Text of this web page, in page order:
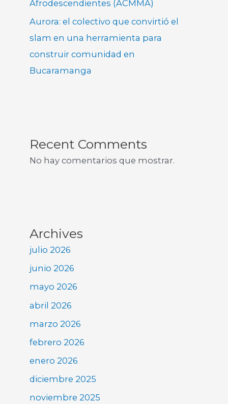
Afrodescendientes (ACMMA)
Aurora: el colectivo que convirtió el
slam en una herramienta para
construir comunidad en
Bucaramanga
Recent Comments
No hay comentarios que mostrar.
Archives
julio 2026
junio 2026
mayo 2026
abril 2026
marzo 2026
febrero 2026
enero 2026
diciembre 2025
noviembre 2025